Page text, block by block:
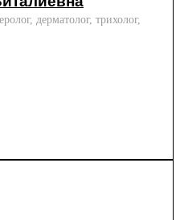
дерматолог, трихолог,